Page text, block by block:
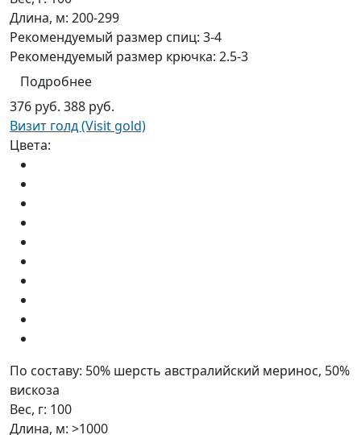
Длина, м: 200-299
Рекомендуемый размер спиц: 3-4
Рекомендуемый размер крючка: 2.5-3
Подробнее
376 руб. 388 руб.
Визит голд (Visit gold)
Цвета:
По составу: 50% шерсть австралийский меринос, 50%
вискоза
Вес, г: 100
Длина, м: >1000